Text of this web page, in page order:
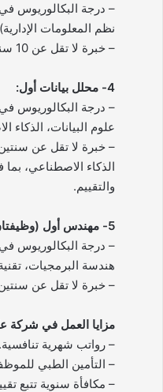
– درجة البكالوريوس
نظم المعلومات
– خبرة لا تقل عن 10 سنوات في مجال ذات صلة.
4- محلل بيانات أول:
– درجة البكالوريوس
علوم البيانات، الذكاء
– خبرة لا تقل عن
الذكاء الاصطناعي،
والتقييم.
5- مهندس أول (وظيفتان):
– درجة البكالوريوس
هندسة البرمجيات،
– خبرة لا تقل عن
مزايا العمل في شركة
– رواتب شهرية تنافسية.
– التأمين الطبي
– مكافأة سنوية تتبع